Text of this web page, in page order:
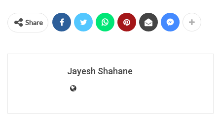
Share
Jayesh Shahane